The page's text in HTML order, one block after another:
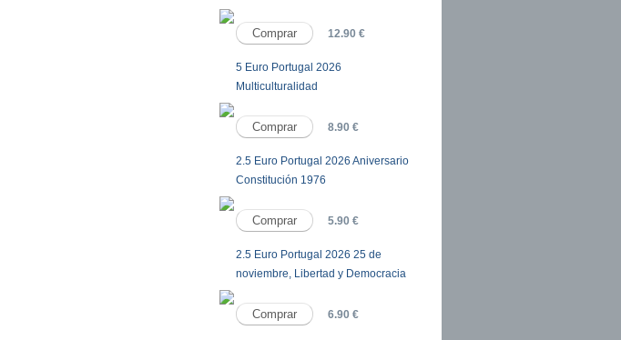
12.90 €
5 Euro Portugal 2026
Multiculturalidad
8.90 €
2.5 Euro Portugal 2026 Aniversario
Constitución 1976
5.90 €
2.5 Euro Portugal 2026 25 de
noviembre, Libertad y Democracia
6.90 €